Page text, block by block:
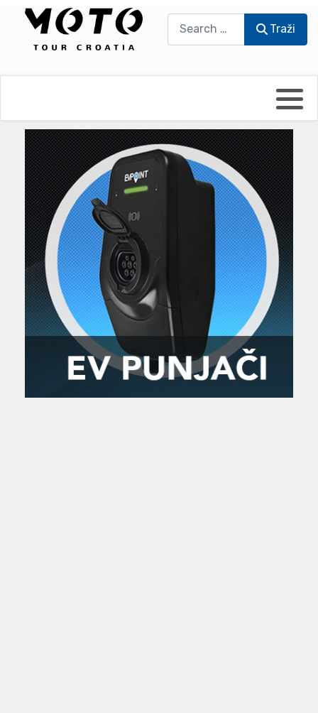
Traži
UmPaDrum
Moto servisi
Impressum
Damir Žerić - ELPASSO
Dario Dinter - Moto TOZ
Igor Kreč - UmPaDrum
Igor Kukec Brmbi
Slaven Gajdek
MTC - Moto Tour Croatia
Moto putopisi
Vikend vožnje
Zanimljivost
Najave i noviteti